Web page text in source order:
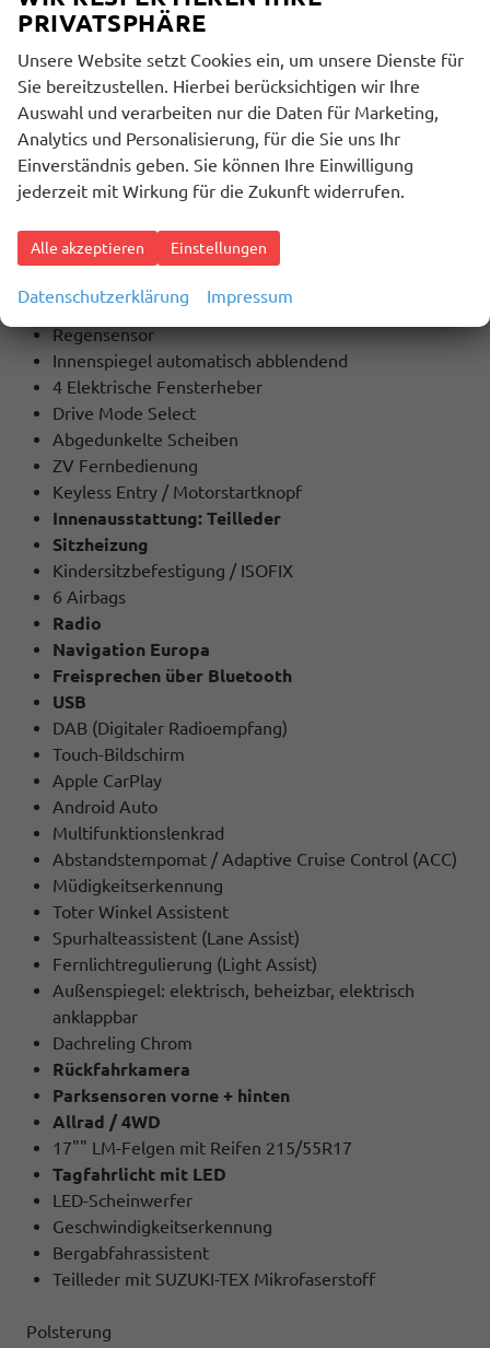
Innenausstattung
Schwarz
BESCHREIBUNG
Extras / Highlights:
Klimaautomatik
Lederlenkrad
Tempomat mit Lenkradbedienung
Regensensor
Innenspiegel automatisch abblendend
4 Elektrische Fensterheber
Drive Mode Select
Abgedunkelte Scheiben
ZV Fernbedienung
Keyless Entry / Motorstartknopf
Innenausstattung: Teilleder
Sitzheizung
Kindersitzbefestigung / ISOFIX
6 Airbags
Radio
Navigation Europa
Freisprechen über Bluetooth
USB
DAB (Digitaler Radioempfang)
Touch-Bildschirm
Apple CarPlay
Android Auto
Multifunktionslenkrad
Abstandstempomat / Adaptive Cruise Control (ACC)
Müdigkeitserkennung
Toter Winkel Assistent
Spurhalteassistent (Lane Assist)
Fernlichtregulierung (Light Assist)
Außenspiegel: elektrisch, beheizbar, elektrisch
anklappbar
Dachreling Chrom
Rückfahrkamera
Parksensoren vorne + hinten
Allrad / 4WD
17"" LM-Felgen mit Reifen 215/55R17
Tagfahrlicht mit LED
LED-Scheinwerfer
Geschwindigkeitserkennung
Bergabfahrassistent
Teilleder mit SUZUKI-TEX Mikrofaserstoff
Polsterung
PRIVATSPHÄRE
Unsere Website setzt Cookies ein, um unsere Dienste für
Sie bereitzustellen. Hierbei berücksichtigen wir Ihre
Auswahl und verarbeiten nur die Daten für Marketing,
Analytics und Personalisierung, für die Sie uns Ihr
Einverständnis geben. Sie können Ihre Einwilligung
jederzeit mit Wirkung für die Zukunft widerrufen.
Alle akzeptieren Einstellungen
Datenschutzerklärung Impressum